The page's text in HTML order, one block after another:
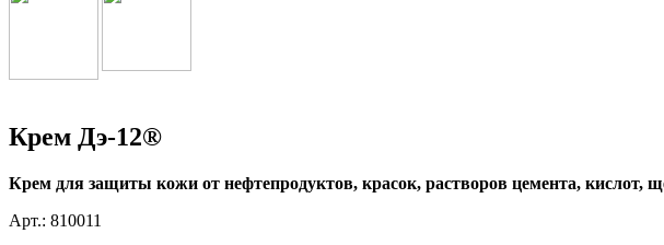
Крем Дэ-12®
Крем для защиты кожи от нефтепродуктов, красок, растворов цемента, кислот,
Арт.: 810011